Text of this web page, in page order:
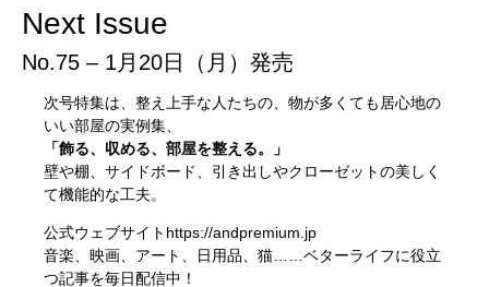
Next Issue
No.75 – 1月20日（月）発売
次号特集は、整え上手な人たちの、物が多くても居心地の
いい部屋の実例集、
「飾る、収める、部屋を整える。」
壁や棚、サイドボード、引き出しやクローゼットの美しく
て機能的な工夫。
公式ウェブサイト https://andpremium.jp
音楽、映画、アート、日用品、猫……ベターライフに役立
つ記事を毎日配信中！